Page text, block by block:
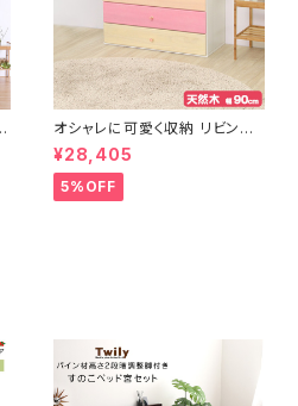
オシャレに可愛く収納 リビング
用ローチェスト 4段 幅90cm
天然木（桐）日本製｜petora-
ペトラ- SH-08-PTR90
¥28,405
5%OFF